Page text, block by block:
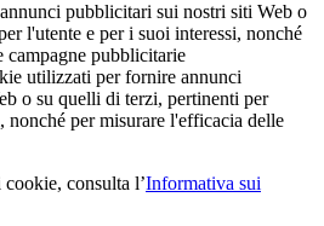
pubblicitari sui nostri siti Web o
l'utente e per i suoi interessi, nonché
campagne pubblicitarie
utilizzati per fornire annunci
o su quelli di terzi, pertinenti per
nonché per misurare l'efficacia delle
consulta l’Informativa sui